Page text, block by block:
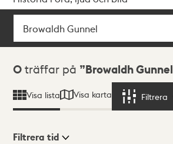
Sök
Sökresultat
0 träffar på Browaldh Gunnel
Visa lista Visa karta Filtrera
Filtrera tid